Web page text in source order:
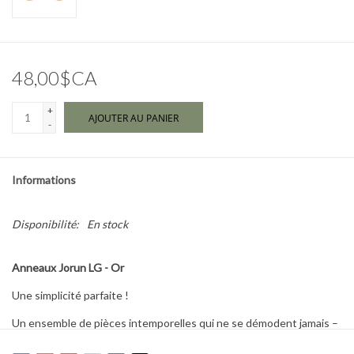
48,00$CA
+
-
AJOUTER AU PANIER
Informations
Disponibilité: En stock
Anneaux Jorun LG - Or
Une simplicité parfaite !
Un ensemble de pièces intemporelles qui ne se démodent jamais –